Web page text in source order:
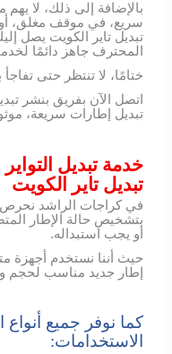
بالإضافة إلى ذلك، لا
سريع، في موقف مغلق،
تبديل تاير الكويت يصل
المحترف جاهز دائمًا
ختامًا، لا تنتظر حتى
اتصل الآن بفريق بنشر
تبديل إطارات سريعة،
خدمة تبديل
تبديل تاير الكويت
في كراجات الراشد نحرص
بتشخيص حالة الإطار
أو يجب استبداله.
حيث أننا نستخدم أجهزة
إطار جديد مناسب لحجم
كما نوفر جميع
الاستخدامات: